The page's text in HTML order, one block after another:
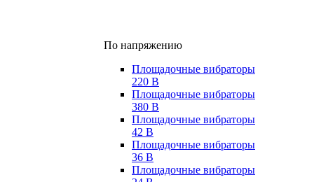
По напряжению
Площадочные вибраторы
220 В
Площадочные вибраторы
380 В
Площадочные вибраторы
42 В
Площадочные вибраторы
36 В
Площадочные вибраторы